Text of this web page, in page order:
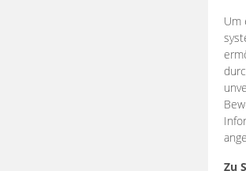
Um
Zu